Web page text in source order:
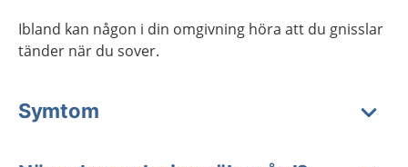
Ibland kan någon i din omgivning höra att du gnisslar
tänder när du sover.
Symtom